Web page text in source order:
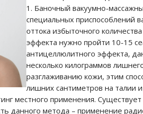
Баночный вакуумно-
специальных приспособлений
оттока избыточного
эффекта нужно пройти 10-15
антицеллюлитного эффекта,
несколько килограммов
разглаживанию кожи, этим
лишних сантиметров на талии и
местного применения.
данного метода – применение